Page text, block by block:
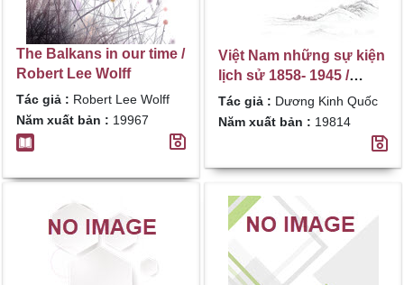
The Balkans in our time /
Robert Lee Wolff
Tác giả : Robert Lee Wolff
Năm xuất bản : 19967
Việt Nam những sự kiện
lịch sử 1858- 1945 /
Dương Kinh Quốc
Tác giả : Dương Kinh Quốc
Năm xuất bản : 19814